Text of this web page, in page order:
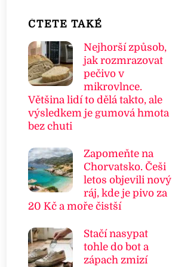
ČTETE TAKÉ
Nejhorší způsob,
jak rozmrazovat
pečivo v
mikrovlnce.
Většina lidí to dělá takto, ale
výsledkem je gumová hmota
bez chuti
Zapomeňte na
Chorvatsko. Češi
letos objevili nový
ráj, kde je pivo za
20 Kč a moře čistší
Stačí nasypat
tohle do bot a
zápach zmizí